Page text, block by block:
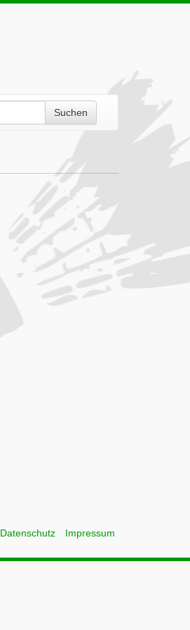
Suchen
Datenschutz Impressum